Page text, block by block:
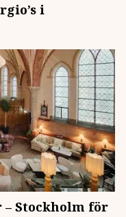
i
– Stockholm för